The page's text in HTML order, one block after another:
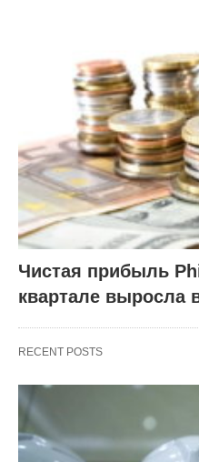
Чистая прибыль
квартале выросла
RECENT POSTS